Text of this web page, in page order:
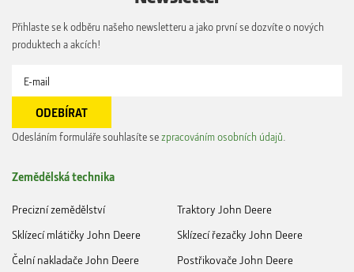
Přihlaste se k odběru našeho newsletteru a jako první se dozvíte o nových
produktech a akcích!
Odesláním formuláře souhlasíte sezpracováním osobních údajů
Zemědělská technika
Precizní zemědělství
Traktory John Deere
Sklízecí mlátičky John Deere
Sklízecí řezačky John Deere
Čelní nakladače John Deere
Postřikovače John Deere